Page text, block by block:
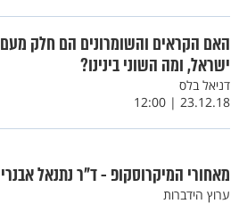
האם הקראים והשומרונים הם חלק מעם
ישראל, ומה השוני בינינו?
דניאל בלס
23.12.18 | 12:00
מאחורי המיקרוסקופ - ד"ר נתנאל אבנרי
ערוץ הידברות